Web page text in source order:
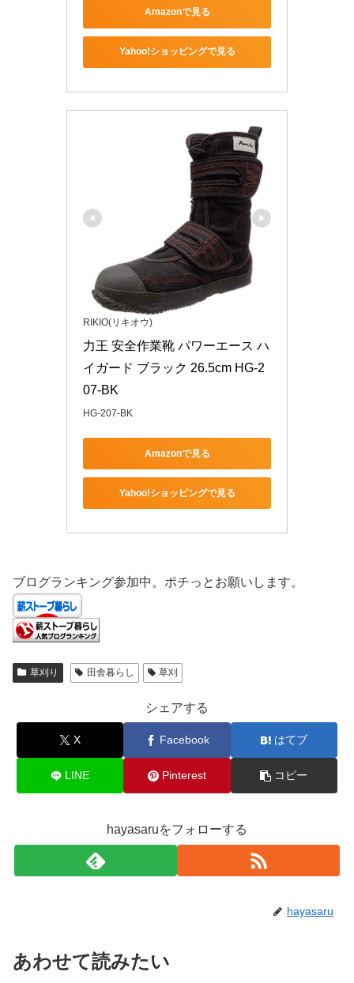
Amazonで見る
Yahoo!ショッピングで見る
RIKIO(リキオウ)
力王 安全作業靴 パワーエース ハ
イガード ブラック 26.5cm HG-2
07-BK
HG-207-BK
Amazonで見る
Yahoo!ショッピングで見る
ブログランキング参加中。ポチっとお願いします。
草刈り 田舎暮らし 草刈
シェアする
X Facebook はてブ
LINE Pinterest コピー
hayasaruをフォローする
hayasaru
あわせて読みたい